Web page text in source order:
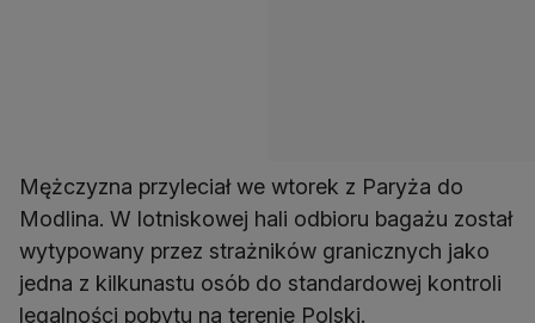
Mężczyzna przyleciał we wtorek z Paryża do
Modlina. W lotniskowej hali odbioru bagażu został
wytypowany przez strażników granicznych jako
jedna z kilkunastu osób do standardowej kontroli
legalności pobytu na terenie Polski.